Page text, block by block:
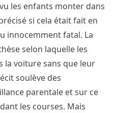
les enfants monter dans
si cela était fait en
innocemment fatal. La
selon laquelle les
la voiture sans que leur
soulève des
parentale et sur ce
les courses. Mais